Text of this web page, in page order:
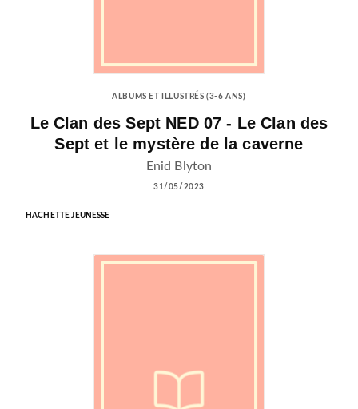
ALBUMS ET ILLUSTRÉS (3-6 ANS)
Le Clan des Sept NED 07 - Le Clan des
Sept et le mystère de la caverne
Enid Blyton
31/05/2023
HACHETTE JEUNESSE